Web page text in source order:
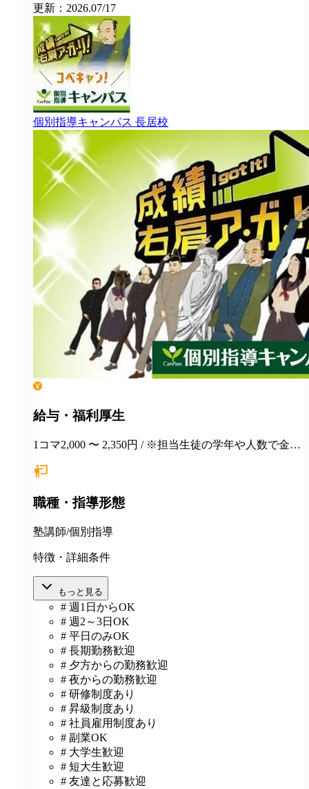
更新：2026.07/17
個別指導キャンパス 長居校
給与・福利厚生
1コマ2,000 〜 2,350円 / ※担当生徒の学年や人数で金額
職種・指導形態
塾講師/個別指導
特徴・詳細条件
もっと見る
# 週1日からOK
# 週2～3日OK
# 平日のみOK
# 長期勤務歓迎
# 夕方からの勤務歓迎
# 夜からの勤務歓迎
# 研修制度あり
# 昇級制度あり
# 社員雇用制度あり
# 副業OK
# 大学生歓迎
# 短大生歓迎
# 友達と応募歓迎